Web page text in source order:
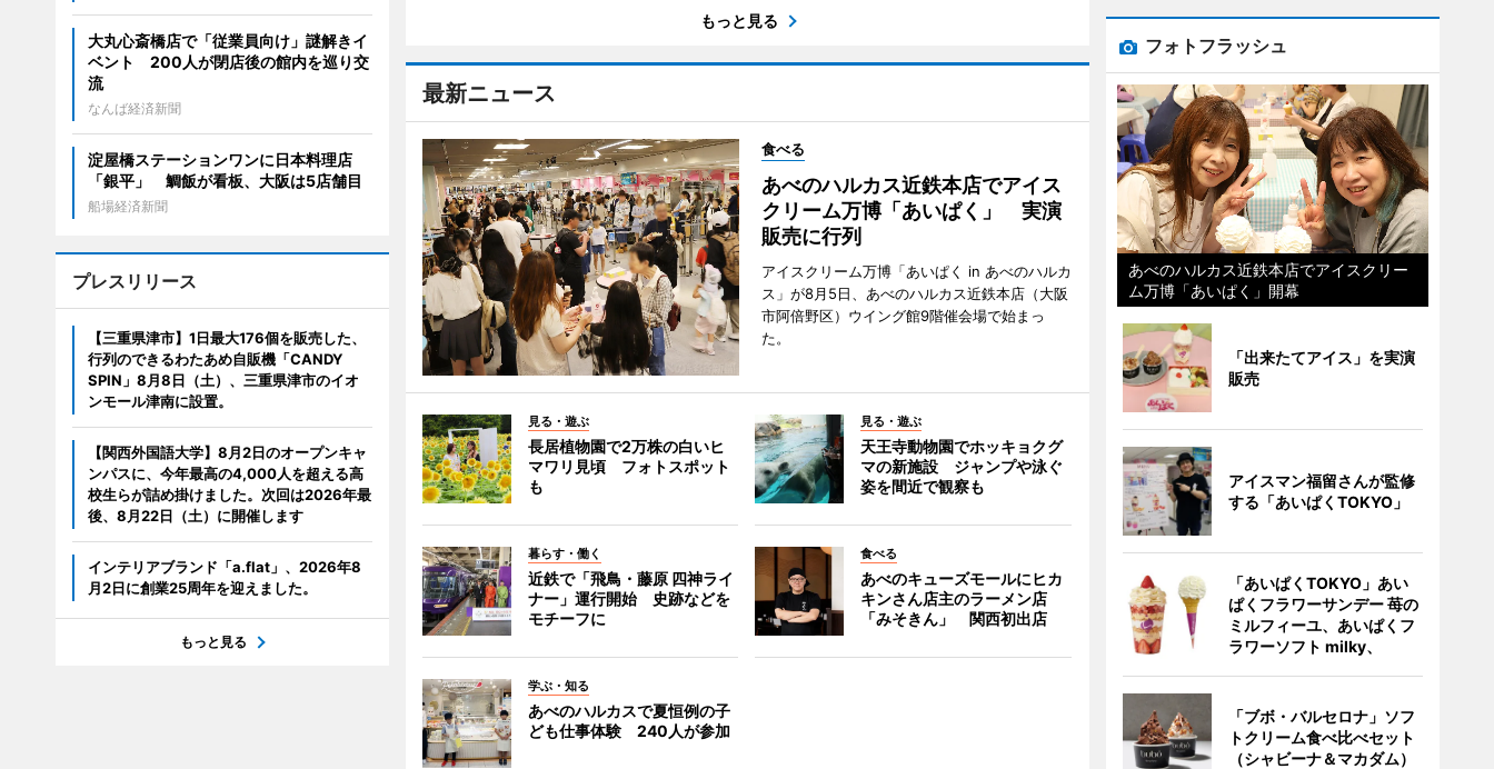
もっと見る
最新ニュース
食べる
あべのハルカス近鉄本店でアイス
クリーム万博「あいぱく」 実演
販売に行列
アイスクリーム万博「あいぱく in あべのハルカ
ス」が8月5日、あべのハルカス近鉄本店（大阪
市阿倍野区）ウイング館9階催会場で始まっ
た。
見る・遊ぶ
長居植物園で2万株の白いヒ
マワリ見頃 フォトスポット
も
見る・遊ぶ
天王寺動物園でホッキョクグ
マの新施設 ジャンプや泳ぐ
姿を間近で観察も
暮らす・働く
近鉄で「飛鳥・藤原 四神ライ
ナー」運行開始 史跡などを
モチーフに
食べる
あべのキューズモールにヒカ
キンさん店主のラーメン店
「みそきん」 関西初出店
学ぶ・知る
あべのハルカスで夏恒例の子
ども仕事体験 240人が参加
大丸心斎橋店で「従業員向け」謎解きイ
ベント 200人が閉店後の館内を巡り交
流
なんば経済新聞
淀屋橋ステーションワンに日本料理店
「銀平」 鯛飯が看板、大阪は5店舗目
船場経済新聞
プレスリリース
【三重県津市】1日最大176個を販売した、
行列のできるわたあめ自販機「CANDY
SPIN」8月8日（土）、三重県津市のイオ
ンモール津南に設置。
【関西外国語大学】8月2日のオープンキャ
ンパスに、今年最高の4,000人を超える高
校生らが詰め掛けました。次回は2026年最
後、8月22日（土）に開催します
インテリアブランド「a.flat」、2026年8
月2日に創業25周年を迎えました。
もっと見る
フォトフラッシュ
あべのハルカス近鉄本店でアイスクリー
ム万博「あいぱく」開幕
「出来たてアイス」を実演
販売
アイスマン福留さんが監修
する「あいぱくTOKYO」
「あいぱくTOKYO」あい
ぱくフラワーサンデー 苺の
ミルフィーユ、あいぱくフ
ラワーソフト milky、
「ブボ・バルセロナ」ソフ
トクリーム食べ比べセット
（シャビーナ＆マカダム）